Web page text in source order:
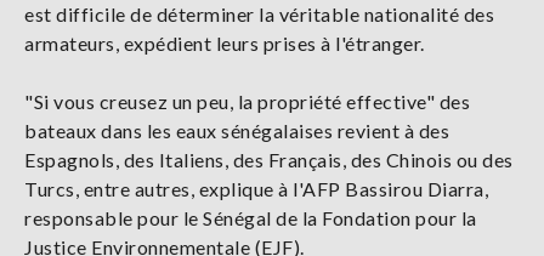
est difficile de déterminer la véritable nationalité des
armateurs, expédient leurs prises à l'étranger.
"Si vous creusez un peu, la propriété effective" des
bateaux dans les eaux sénégalaises revient à des
Espagnols, des Italiens, des Français, des Chinois ou des
Turcs, entre autres, explique à l'AFP Bassirou Diarra,
responsable pour le Sénégal de la Fondation pour la
Justice Environnementale (EJF).